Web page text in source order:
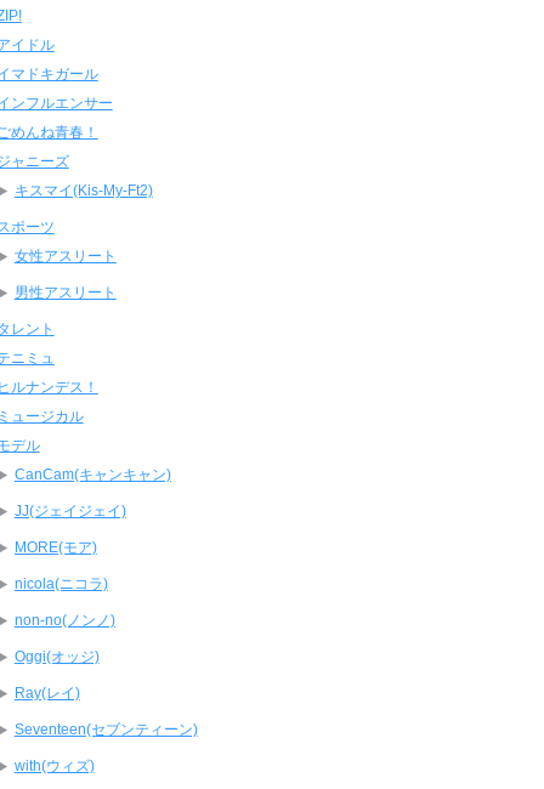
イドル
マドキガール
ンフルエンサー
ごめんね青春！
ャニーズ
キスマイ(Kis-My-Ft2)
スポーツ
女性アスリート
男性アスリート
レント
ニミュ
ヒルナンデス！
ミュージカル
デル
CanCam(キャンキャン)
JJ(ジェイジェイ)
MORE(モア)
nicola(ニコラ)
non-no(ノンノ)
Oggi(オッジ)
Ray(レイ)
Seventeen(セブンティーン)
with(ウィズ)